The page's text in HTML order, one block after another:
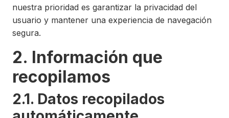
nuestra prioridad es garantizar la privacidad del
usuario y mantener una experiencia de navegación
segura.
2. Información que
recopilamos
2.1. Datos recopilados